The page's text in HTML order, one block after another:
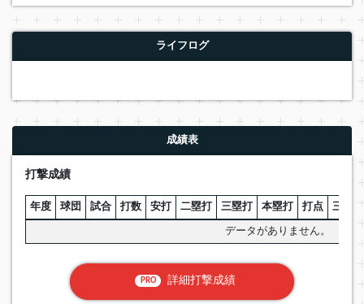
ライフログ
成績表
打撃成績
年度 球団 試合 打数 安打 二塁打 三塁打 本塁打 打点 三振
データがありません。
PRO 詳細打撃成績